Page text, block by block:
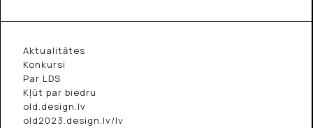
Aktualitātes
Konkursi
Par LDS
Kļūt par biedru
old.design.lv
old2023.design.lv/lv